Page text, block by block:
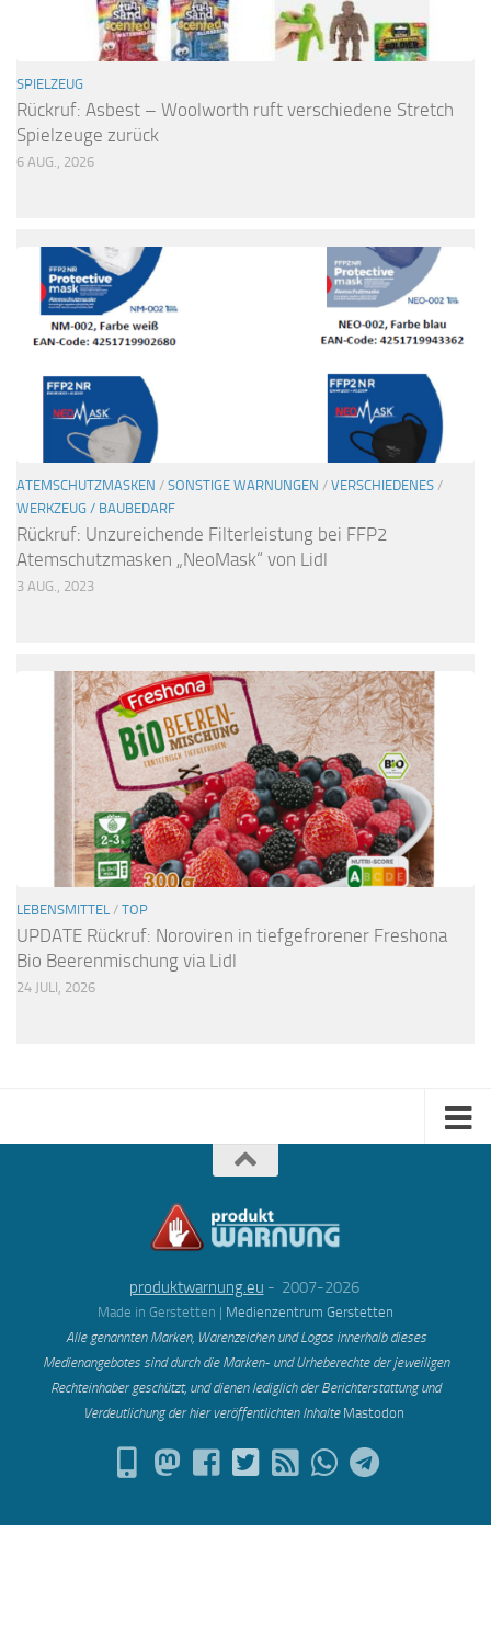
SPIELZEUG
Rückruf: Asbest – Woolworth ruft verschiedene Stretch
Spielzeuge zurück
6 AUG., 2026
ATEMSCHUTZMASKEN / SONSTIGE WARNUNGEN / VERSCHIEDENES /
WERKZEUG / BAUBEDARF
Rückruf: Unzureichende Filterleistung bei FFP2
Atemschutzmasken „NeoMask“ von Lidl
3 AUG., 2023
LEBENSMITTEL / TOP
UPDATE Rückruf: Noroviren in tiefgefrorener Freshona
Bio Beerenmischung via Lidl
24 JULI, 2026
produktwarnung.eu - 2007-2026
Made in Gerstetten | Medienzentrum Gerstetten
Alle genannten Marken, Warenzeichen und Logos innerhalb dieses
Medienangebotes sind durch die Marken- und Urheberechte der jeweiligen
Rechteinhaber geschützt, und dienen lediglich der Berichterstattung und
Verdeutlichung der hier veröffentlichten Inhalte Mastodon